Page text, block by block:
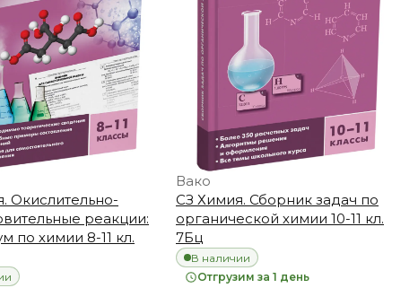
Окислительно-
реакции:
по химии 8-11 кл.
Вако
СЗ Химия. Сборник задач по
органической химии 10-11 кл.
7Бц
В наличии
Отгрузим за 1 день